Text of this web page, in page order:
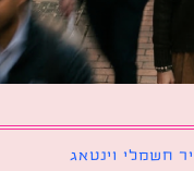
וינטאג